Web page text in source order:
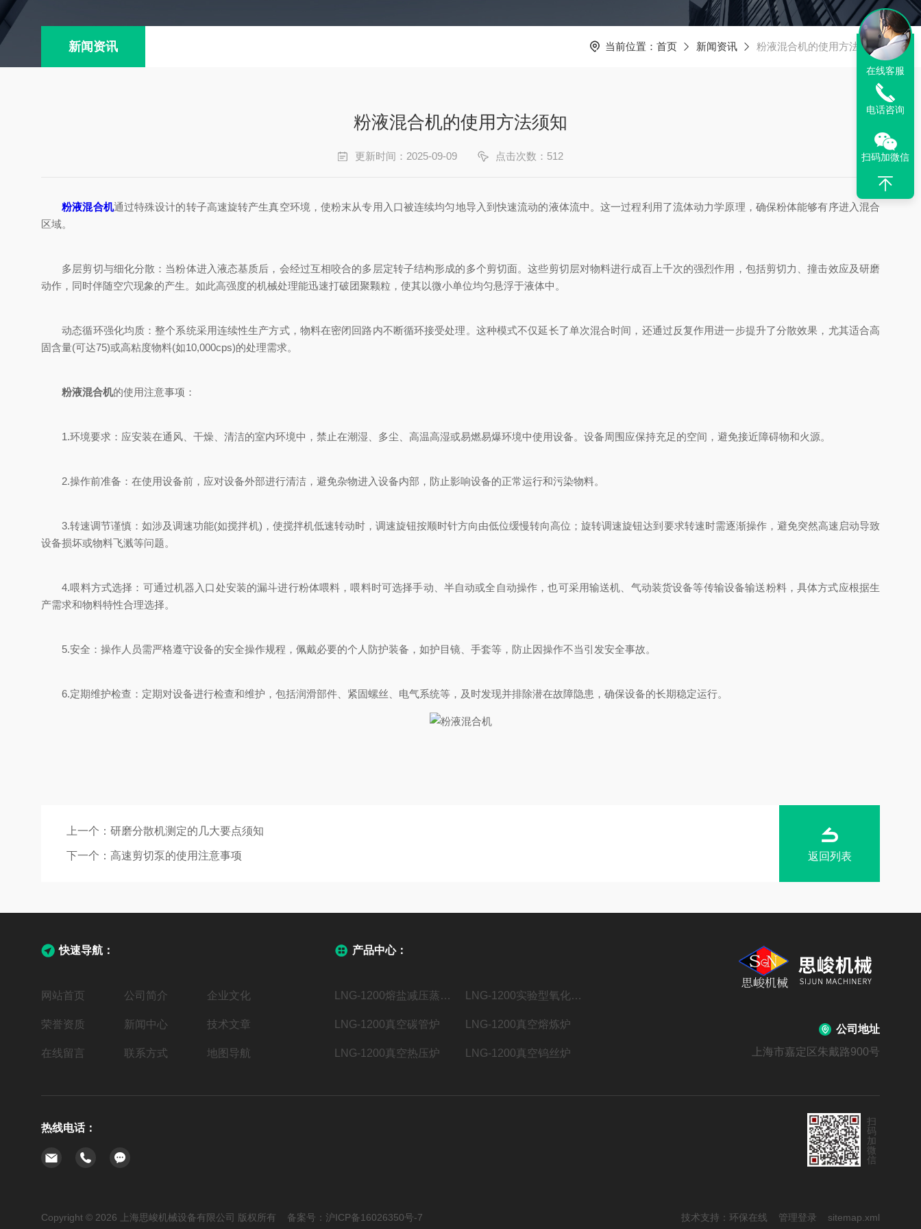
新闻资讯 当前位置： 首页 新闻资讯 粉液混合机的使用方法须知
粉液混合机的使用方法须知
更新时间：2025-09-09 点击次数：512
粉液混合机通过特殊设计的转子高速旋转产生真空环境，使粉末从专用入口被连续均匀地导入到快速流动的液体流中。这一过程利用了流体动力学原理，确保粉体能够有序进入混合
区域。
多层剪切与细化分散：当粉体进入液态基质后，会经过互相咬合的多层定转子结构形成的多个剪切面。这些剪切层对物料进行成百上千次的强烈作用，包括剪切力、撞击效应及研磨
动作，同时伴随空穴现象的产生。如此高强度的机械处理能迅速打破团聚颗粒，使其以微小单位均匀悬浮于液体中。
动态循环强化均质：整个系统采用连续性生产方式，物料在密闭回路内不断循环接受处理。这种模式不仅延长了单次混合时间，还通过反复作用进一步提升了分散效果，尤其适合高
固含量(可达75)或高粘度物料(如10,000cps)的处理需求。
粉液混合机的使用注意事项：
1.环境要求：应安装在通风、干燥、清洁的室内环境中，禁止在潮湿、多尘、高温高湿或易燃易爆环境中使用设备。设备周围应保持充足的空间，避免接近障碍物和火源。
2.操作前准备：在使用设备前，应对设备外部进行清洁，避免杂物进入设备内部，防止影响设备的正常运行和污染物料。
3.转速调节谨慎：如涉及调速功能(如搅拌机)，使搅拌机低速转动时，调速旋钮按顺时针方向由低位缓慢转向高位；旋转调速旋钮达到要求转速时需逐渐操作，避免突然高速启动导致
设备损坏或物料飞溅等问题。
4.喂料方式选择：可通过机器入口处安装的漏斗进行粉体喂料，喂料时可选择手动、半自动或全自动操作，也可采用输送机、气动装货设备等传输设备输送粉料，具体方式应根据生
产需求和物料特性合理选择。
5.安全：操作人员需严格遵守设备的安全操作规程，佩戴必要的个人防护装备，如护目镜、手套等，防止因操作不当引发安全事故。
6.定期维护检查：定期对设备进行检查和维护，包括润滑部件、紧固螺丝、电气系统等，及时发现并排除潜在故障隐患，确保设备的长期稳定运行。
上一个： 研磨分散机测定的几大要点须知
下一个： 高速剪切泵的使用注意事项 返回列表
快速导航：
网站首页 公司简介 企业文化
荣誉资质 新闻中心 技术文章
在线留言 联系方式 地图导航
产品中心：
LNG-1200熔盐减压蒸馏系统 LNG-1200实验型氧化亚硅设备
LNG-1200真空碳管炉 LNG-1200真空熔炼炉
LNG-1200真空热压炉 LNG-1200真空钨丝炉
公司地址
上海市嘉定区朱戴路900号
热线电话：
扫
码
加
微
信
Copyright © 2026 上海思峻机械设备有限公司 版权所有 备案号： 沪ICP备16026350号-7 技术支持： 环保在线 管理登录 sitemap.xml
在线客服
电话咨询
扫码加微信